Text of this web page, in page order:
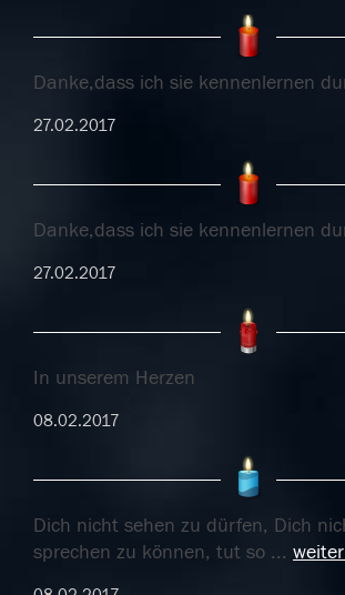
Danke,dass ich sie kennenlernen
27.02.2017
Danke,dass ich sie kennenlernen
27.02.2017
In unserem Herzen
08.02.2017
Dich nicht sehen zu dürfen, Dich
sprechen zu können, tut so ...